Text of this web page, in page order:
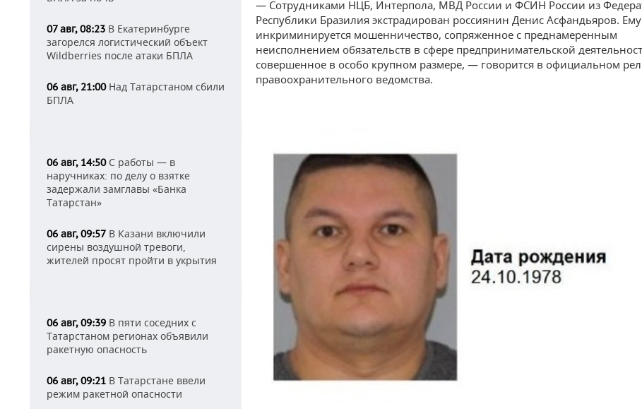
07 авг, 08:23 В Екатеринбурге
загорелся логистический объект
Wildberries после атаки БПЛА
06 авг, 21:00Над Татарстаном сбили
БПЛА
06 авг, 14:50С работы — в
наручниках: по делу о взятке
задержали замглавы «Банка
Татарстан»
06 авг, 09:57 В Казани включили
сирены воздушной тревоги,
жителей просят пройти в укрытия
06 авг, 09:39 В пяти соседних с
Татарстаном регионах объявили
ракетную опасность
06 авг, 09:21 В Татарстане ввели
режим ракетной опасности
— Сотрудниками НЦБ, Интерпола, МВД России и ФСИН России из
Республики Бразилия экстрадирован россиянин Денис Асфандьяров. Ему
инкриминируется мошенничество, сопряженное с преднамеренным
неисполнением обязательств в сфере предпринимательской
совершенное в особо крупном размере, — говорится в официальном
правоохранительного ведомства.